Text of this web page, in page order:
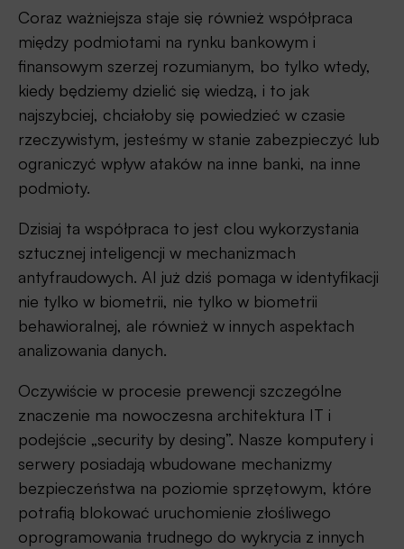
Coraz ważniejsza staje się również współpraca
między podmiotami na rynku bankowym i
finansowym szerzej rozumianym, bo tylko wtedy,
kiedy będziemy dzielić się wiedzą, i to jak
najszybciej, chciałoby się powiedzieć w czasie
rzeczywistym, jesteśmy w stanie zabezpieczyć lub
ograniczyć wpływ ataków na inne banki, na inne
podmioty.
Dzisiaj ta współpraca to jest clou wykorzystania
sztucznej inteligencji w mechanizmach
antyfraudowych. AI już dziś pomaga w identyfikacji
nie tylko w biometrii, nie tylko w biometrii
behawioralnej, ale również w innych aspektach
analizowania danych.
Oczywiście w procesie prewencji szczególne
znaczenie ma nowoczesna architektura IT i
podejście „security by desing”. Nasze komputery i
serwery posiadają wbudowane mechanizmy
bezpieczeństwa na poziomie sprzętowym, które
potrafią blokować uruchomienie złośliwego
oprogramowania trudnego do wykrycia z innych